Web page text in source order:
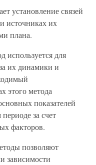
установление связей
источниках их
плана.
используется для
их динамики и
этого метода
показателей
за счет
факторов.
позволяют
зависимости